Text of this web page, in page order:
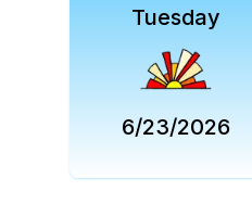
Tuesday
6/23/2026